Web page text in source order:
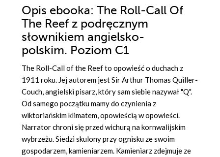
Opis ebooka: The Roll-Call Of
The Reef z podręcznym
słownikiem angielsko-
polskim. Poziom C1
The Roll-Call of the Reef to opowieść o duchach z
1911 roku. Jej autorem jest Sir Arthur Thomas Quiller-
Couch, angielski pisarz, który sam siebie nazywał "Q".
Od samego początku mamy do czynienia z
wiktoriańskim klimatem, opowieścią w opowieści.
Narrator chroni się przed wichurą na kornwalijskim
wybrzeżu. Siedzi skulony przy ognisku ze swoim
gospodarzem, kamieniarzem. Kamieniarz zdejmuje ze